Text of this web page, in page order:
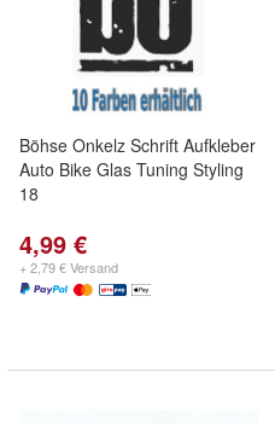
Böhse Onkelz Schrift Aufkleber
Auto Bike Glas Tuning Styling
18
4,99 €
+ 2,79 € Versand